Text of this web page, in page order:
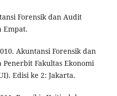
Forensik dan Audit
Empat.
Akuntansi Forensik dan
Fakultas Ekonomi
Edisi ke 2: Jakarta.